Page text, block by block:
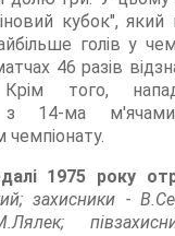
кубок", який
голів у
46 разів
Крім того,
з 14-ма
1975 року
захисники -